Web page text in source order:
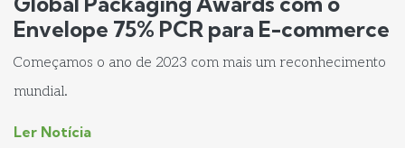
Envelope 75% PCR para E-commerce
Começamos o ano de 2023 com mais um reconhecimento
mundial.
Ler Notícia